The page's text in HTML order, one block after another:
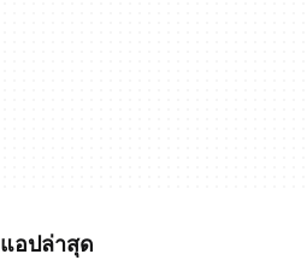
แอปล่าสุด